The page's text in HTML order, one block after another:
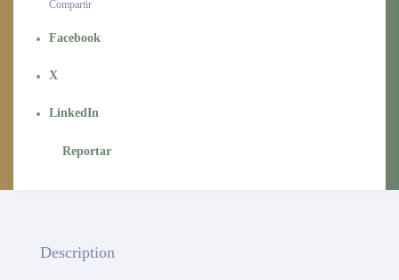
Compartir
Facebook
X
LinkedIn
Reportar
Description